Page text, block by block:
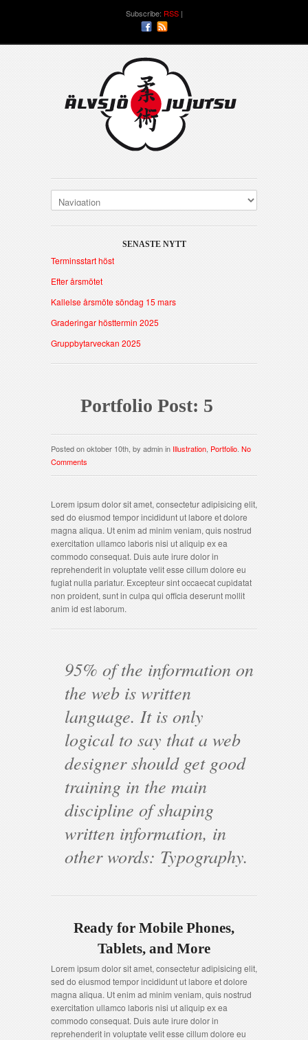
Subscribe: RSS
SENASTE NYTT
Terminsstart höst
Efter årsmötet
Kallelse årsmöte söndag 15 mars
Graderingar hösttermin 2025
Gruppbytarveckan 2025
Portfolio Post: 5
Posted on oktober 10th, by admin in Illustration, Portfolio No
Comments
Lorem ipsum dolor sit amet, consectetur adipisicing elit,
sed do eiusmod tempor incididunt ut labore et dolore
magna aliqua. Ut enim ad minim veniam, quis nostrud
exercitation ullamco laboris nisi ut aliquip ex ea
commodo consequat. Duis aute irure dolor in
reprehenderit in voluptate velit esse cillum dolore eu
fugiat nulla pariatur. Excepteur sint occaecat cupidatat
non proident, sunt in culpa qui officia deserunt mollit
anim id est laborum.
95% of the information on
the web is written
language. It is only
logical to say that a web
designer should get good
training in the main
discipline of shaping
written information, in
other words: Typography.
Ready for Mobile Phones,
Tablets, and More
Lorem ipsum dolor sit amet, consectetur adipisicing elit,
sed do eiusmod tempor incididunt ut labore et dolore
magna aliqua. Ut enim ad minim veniam, quis nostrud
exercitation ullamco laboris nisi ut aliquip ex ea
commodo consequat. Duis aute irure dolor in
reprehenderit in voluptate velit esse cillum dolore eu